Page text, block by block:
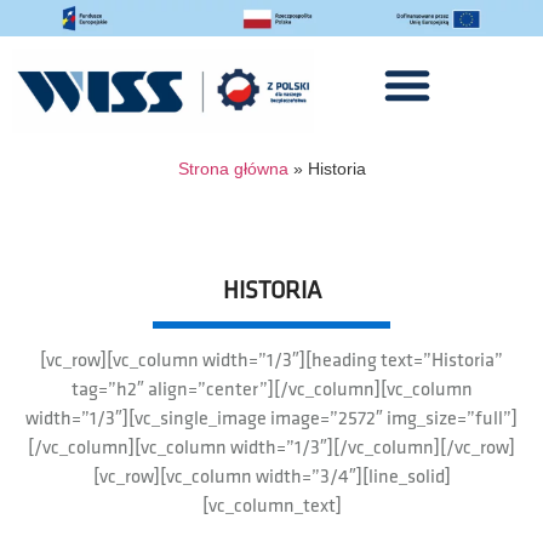
Strona główna » Historia
HISTORIA
[vc_row][vc_column width=”1/3″][heading text=”Historia”
tag=”h2″ align=”center”][/vc_column][vc_column
width=”1/3″][vc_single_image image=”2572″ img_size=”full”]
[/vc_column][vc_column width=”1/3″][/vc_column][/vc_row]
[vc_row][vc_column width=”3/4″][line_solid]
[vc_column_text]